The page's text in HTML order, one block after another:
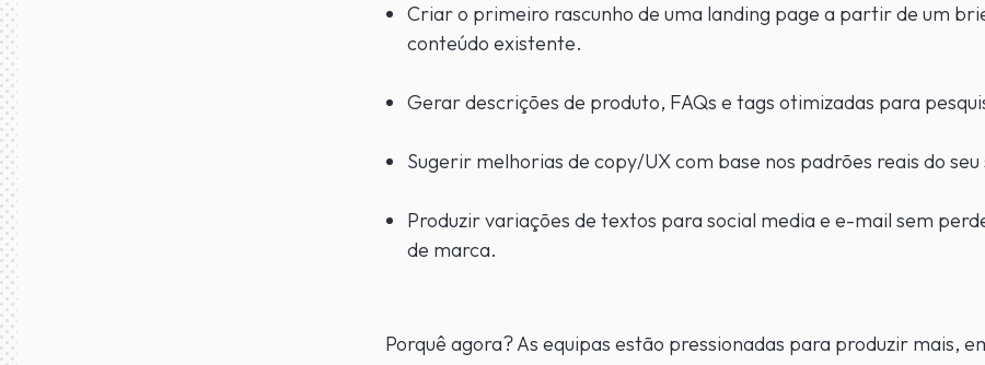
Criar o primeiro rascunho de uma landing page a partir de um
conteúdo existente.
Gerar descrições de produto, FAQs e tags otimizadas para
Sugerir melhorias de copy/UX com base nos padrões reais do seu
Produzir variações de textos para social media e e-mail sem
de marca.
Porquê agora? As equipas estão pressionadas para produzir mais,